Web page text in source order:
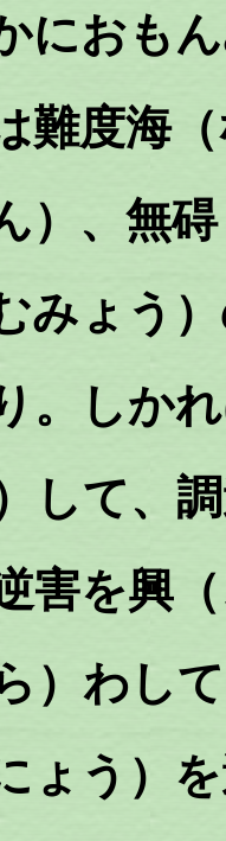
におも
難度海
）、無
みょう
。しか
して、
害を興
）わし
ょう）